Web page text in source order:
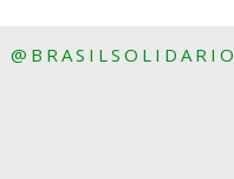
@BRASILSOLIDARIO